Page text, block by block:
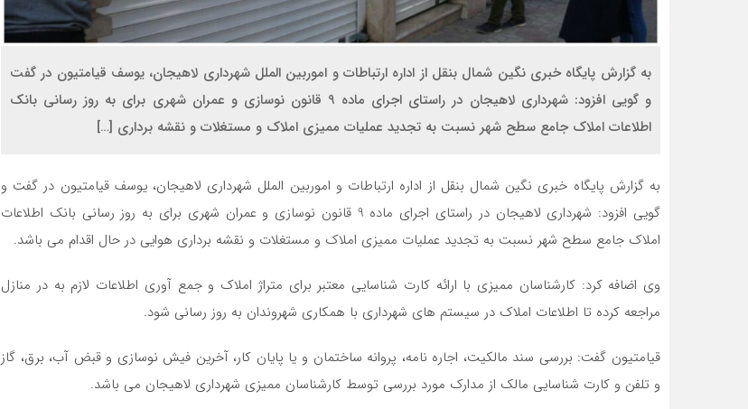
به گزارش پایگاه خبری نگین شمال بنقل از اداره ارتباطات و اموربین الملل شهرداری لاهیجان، یوسف قیامتیون در گفت
و گویی افزود: شهرداری لاهیجان در راستای اجرای ماده 9 قانون نوسازی و عمران شهری برای به روز رسانی بانک
اطلاعات املاک جامع سطح شهر نسبت به تجدید عملیات ممیزی املاک و مستغلات و نقشه برداری […]
به گزارش پایگاه خبری نگین شمال بنقل از اداره ارتباطات و اموربین الملل شهرداری لاهیجان، یوسف قیامتیون در گفت و
گویی افزود: شهرداری لاهیجان در راستای اجرای ماده 9 قانون نوسازی و عمران شهری برای به روز رسانی بانک اطلاعات
املاک جامع سطح شهر نسبت به تجدید عملیات ممیزی املاک و مستغلات و نقشه برداری هوایی در حال اقدام می باشد.
وی اضافه کرد: کارشناسان ممیزی با ارائه کارت شناسایی معتبر برای متراژ املاک و جمع آوری اطلاعات لازم به در منازل
مراجعه کرده تا اطلاعات املاک در سیستم های شهرداری با همکاری شهروندان به روز رسانی شود.
قیامتیون گفت: بررسی سند مالکیت، اجاره نامه، پروانه ساختمان و یا پایان کار، آخرین فیش نوسازی و قبض آب، برق، گاز
و تلفن و کارت شناسایی مالک از مدارک مورد بررسی توسط کارشناسان ممیزی شهرداری لاهیجان می باشد.